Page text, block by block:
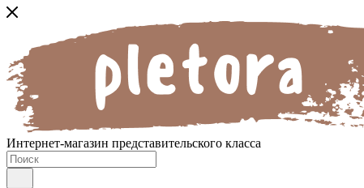
Интернет-магазин представительского класса